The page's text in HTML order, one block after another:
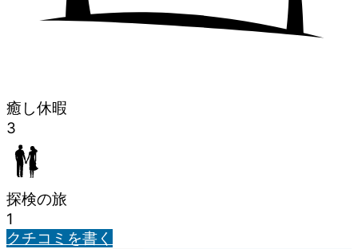
癒し休暇
3
探検の旅
1
クチコミを書く